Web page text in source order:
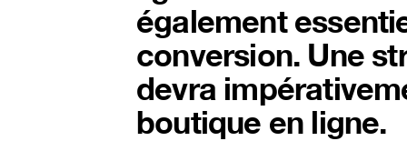
également
conversion. Une
devra
boutique en ligne.